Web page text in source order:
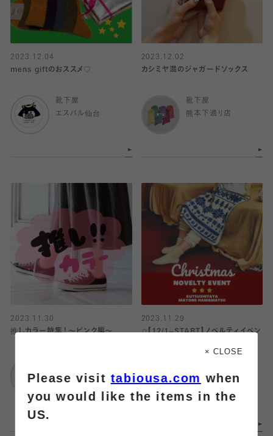
2023.12.04
mens giftのおススメ♡
靴下屋
エスパル仙台
2023.12.02
カシミヤ混のジャガードソックス
靴下屋
熊本下通り店
2023.11.30
推しカラー特集！〜ピンク編〜
武蔵小杉東急スクエ
2023.11.29
✩【12/1~START】ノベルティイベン
靴下屋
× CLOSE
Please visittabiousa.com when
you would like the items in the
US.